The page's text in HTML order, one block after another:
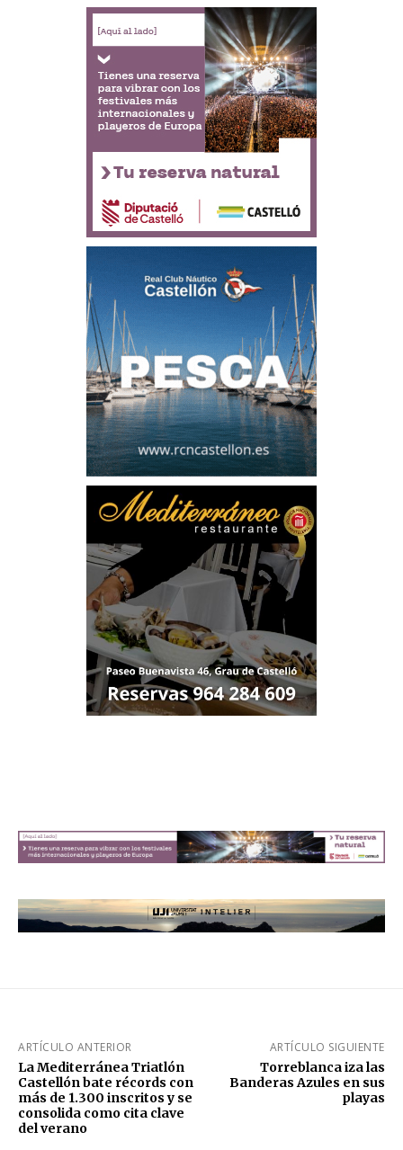
ARTÍCULO ANTERIOR
La Mediterránea Triatlón
Castellón bate récords con
más de 1.300 inscritos y se
consolida como cita clave
del verano
ARTÍCULO SIGUIENTE
Torreblanca iza las
Banderas Azules en sus
playas